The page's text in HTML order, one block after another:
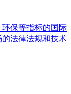
保等指标的国际
法律法规和技术